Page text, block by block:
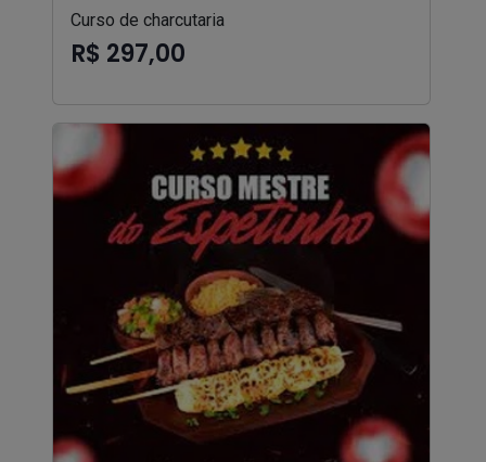
Curso de charcutaria
R$ 297,00